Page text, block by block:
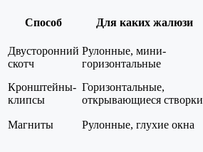
Способ Для каких жалюзи
Двусторонний
скотч
Рулонные, мини-
горизонтальные
Кронштейны-
клипсы
Горизонтальные,
открывающиеся створки
Магниты
Рулонные, глухие окна